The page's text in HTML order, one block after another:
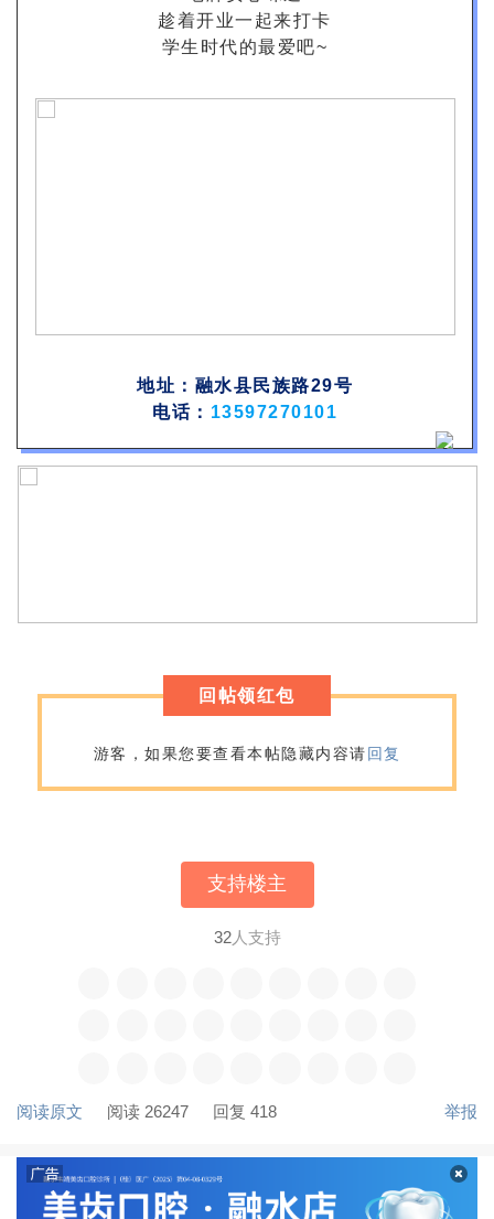
趁着开业一起来打卡
学生时代的最爱吧~
地址：融水县民族路29号
电话： 13597270101
回帖领红包
游客，如果您要查看本帖隐藏内容请 回复
支持楼主
32人支持
阅读原文 阅读 26247 回复 418 举报